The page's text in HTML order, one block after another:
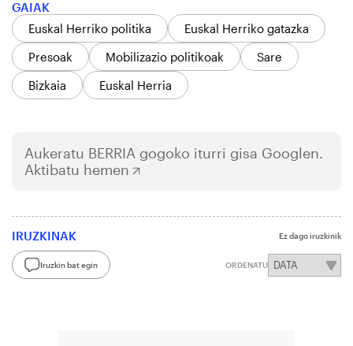
GAIAK
Euskal Herriko politika
Euskal Herriko gatazka
Presoak
Mobilizazio politikoak
Sare
Bizkaia
Euskal Herria
Aukeratu BERRIA gogoko iturri gisa Googlen.
Aktibatu hemen
IRUZKINAK Ez dago iruzkinik
Iruzkin bat egin ORDENATU